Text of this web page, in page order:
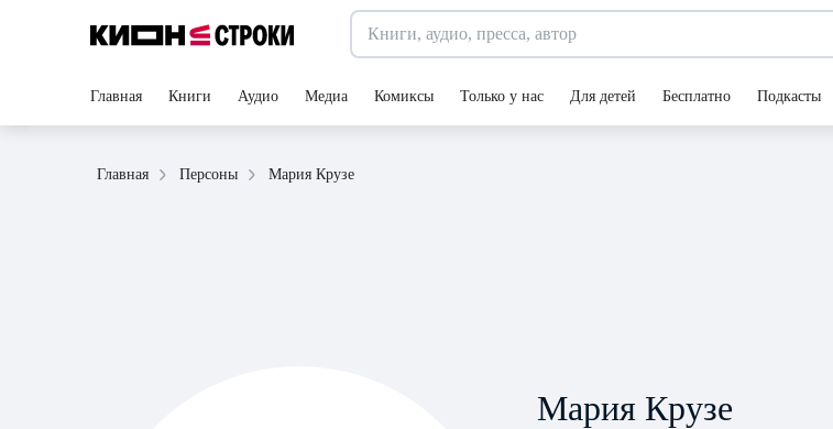
Главная Книги Аудио Медиа Комиксы Только у нас Для детей Бесплатно Подкасты
Главная Персоны Мария Крузе
Мария Крузе